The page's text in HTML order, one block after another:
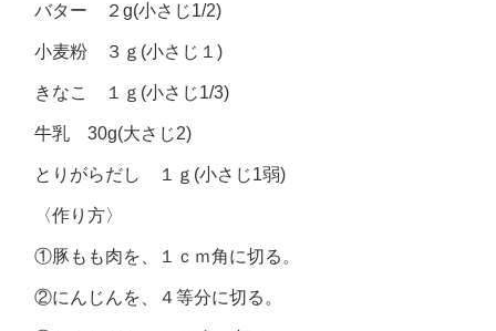
バター ２g(小さじ1/2)
小麦粉 ３ｇ(小さじ１)
きなこ １ｇ(小さじ1/3)
牛乳 30g(大さじ2)
とりがらだし １ｇ(小さじ1弱)
〈作り方〉
①豚もも肉を、１ｃｍ角に切る。
②にんじんを、４等分に切る。